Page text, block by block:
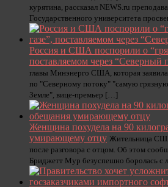
курятина, рассказал NEWS.ru
Государственного университета
Россия и США поспорили о
поставляемом через “Северный
главы Минэнерго США, которая
по "Северному потоку" "самую
Земле", вице-премьер […]
Женщина похудела на 90
умирающему отцу Жительница
после разговора с отцом. Об этом
Бриджетт Мур безуспешно боролась